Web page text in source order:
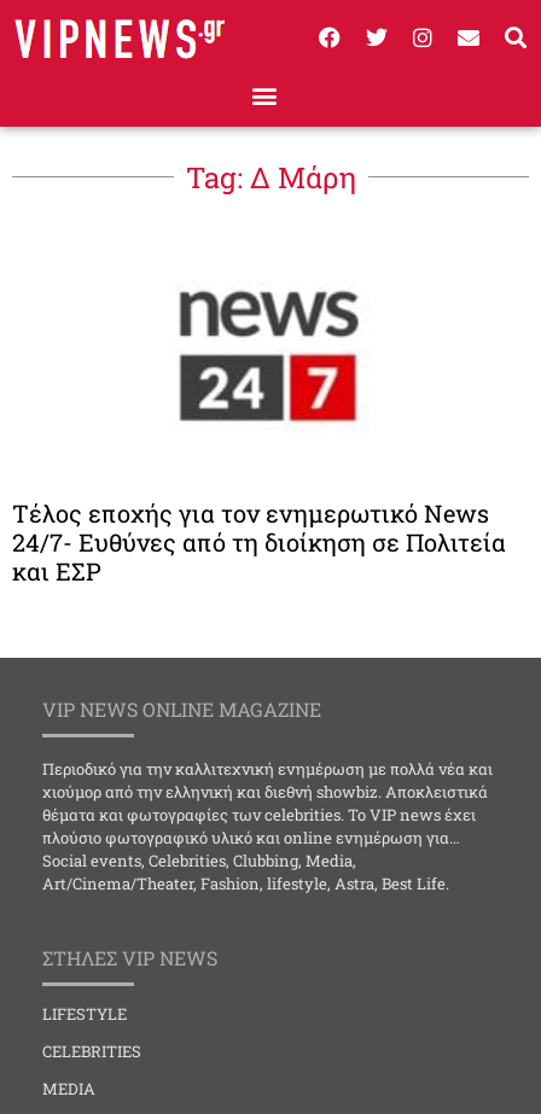
Tag: Δ Μάρη
Τέλος εποχής για τον ενημερωτικό News
24/7- Ευθύνες από τη διοίκηση σε Πολιτεία
και ΕΣΡ
VIP NEWS ONLINE MAGAZINE
Περιοδικό για την καλλιτεχνική ενημέρωση με πολλά νέα και
χιούμορ από την ελληνική και διεθνή showbiz. Αποκλειστικά
θέματα και φωτογραφίες των celebrities. Το VIP news έχει
πλούσιο φωτογραφικό υλικό και online ενημέρωση για…
Social events, Celebrities, Clubbing, Media,
Art/Cinema/Theater, Fashion, lifestyle, Astra, Best Life.
ΣΤΗΛΕΣ VIP NEWS
LIFESTYLE
CELEBRITIES
MEDIA